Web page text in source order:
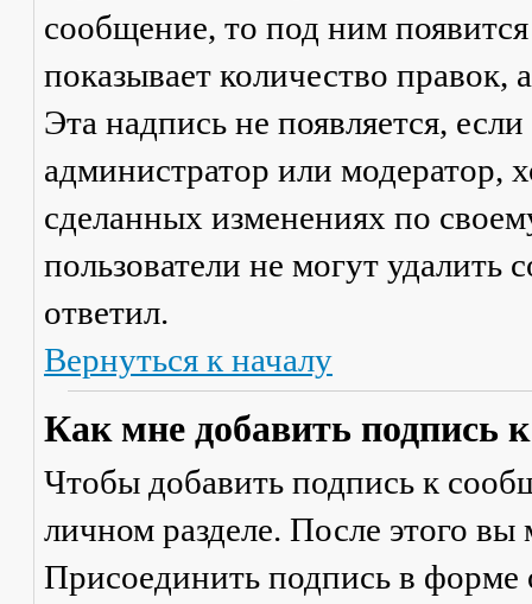
сообщение, то под ним
показывает количество правок,
Эта надпись не появляется,
администратор или модератор,
сделанных изменениях по
пользователи не могут удалить
ответил.
Вернуться к началу
Как мне добавить подпись
Чтобы добавить подпись к
личном разделе. После этого
Присоединить подпись в форме